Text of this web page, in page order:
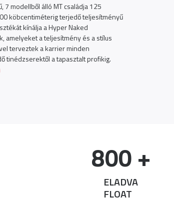
7 modellből álló MT családja 125
köbcentiméterig terjedő teljesítményű
kínálja a Hyper Naked
amelyeket a teljesítmény és a stílus
terveztek a karrier minden
tinédzserektől a tapasztalt profikig.
ELADVA
FLOAT
800 +